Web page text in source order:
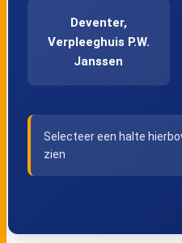
Deventer,
Verpleeghuis P.W.
Janssen
Toutenburg
Selecteer een halte
zien